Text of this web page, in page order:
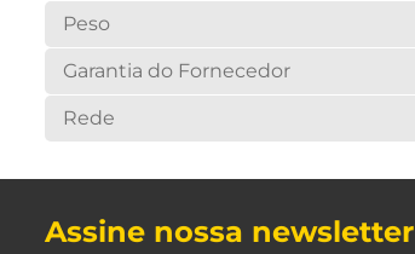
Peso
Garantia do Fornecedor
Rede
Assine nossa newsletter